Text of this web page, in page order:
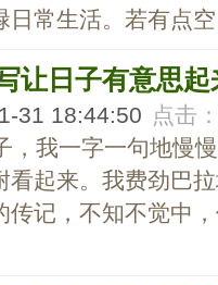
日常生活。若有点
让日子有意思起
31 18:44:50 点击
，我一字一句地慢
看起来。我费劲巴
传记，不知不觉中